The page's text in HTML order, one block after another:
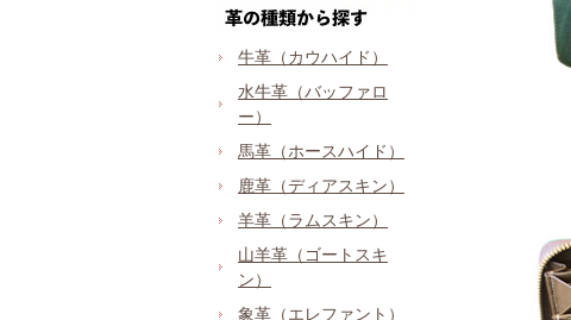
牛革（カウハイド）
水牛革（バッファロ
ー）
馬革（ホースハイド）
鹿革（ディアスキン）
羊革（ラムスキン）
山羊革（ゴートスキ
ン）
象革（エレファント）